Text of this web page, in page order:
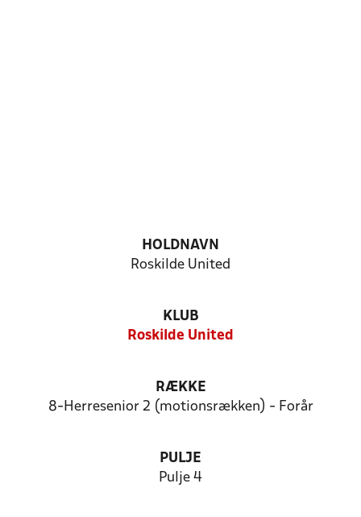
HOLDNAVN
Roskilde United
KLUB
Roskilde United
RÆKKE
8-Herresenior 2 (motionsrækken) - Forår
PULJE
Pulje 4